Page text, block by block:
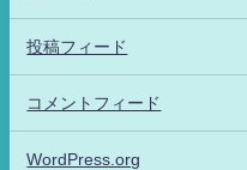
投稿フィード
コメントフィード
WordPress.org